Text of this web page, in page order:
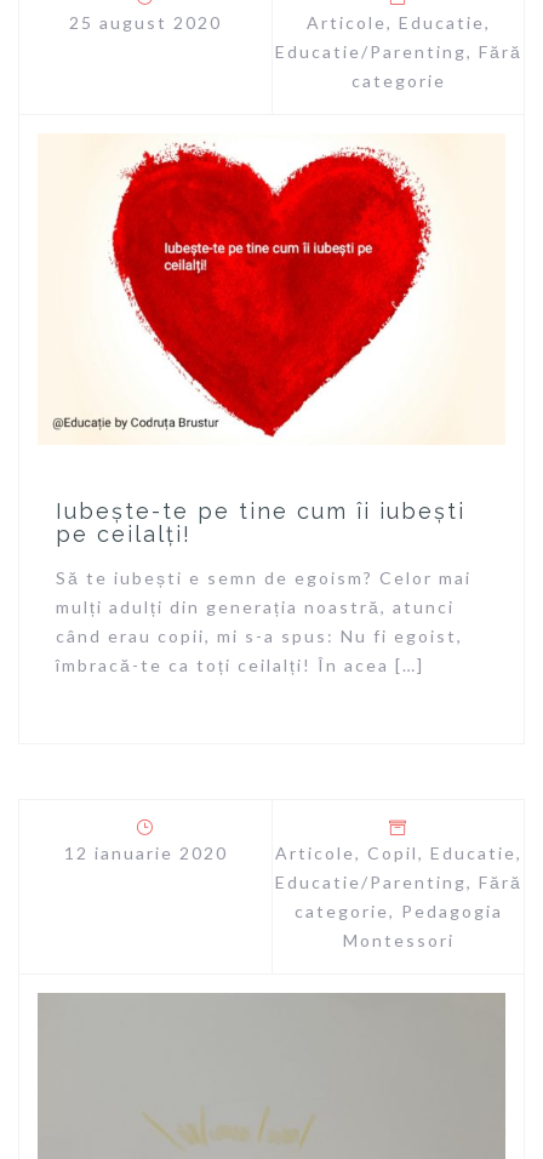
25 august 2020 Articole, Educatie,
Educatie/Parenting, Fără
categorie
Iubește-te pe tine cum îi iubești
pe ceilalți!
Să te iubești e semn de egoism? Celor mai
mulți adulți din generația noastră, atunci
când erau copii, mi s-a spus: Nu fi egoist,
îmbracă-te ca toți ceilalți! În acea […]
12 ianuarie 2020 Articole, Copil, Educatie,
Educatie/Parenting, Fără
categorie, Pedagogia
Montessori